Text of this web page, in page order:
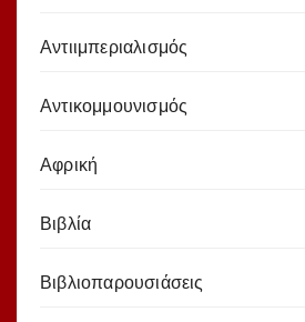
Αντιιμπεριαλισμός
Αντικομμουνισμός
Αφρική
Βιβλία
Βιβλιοπαρουσιάσεις